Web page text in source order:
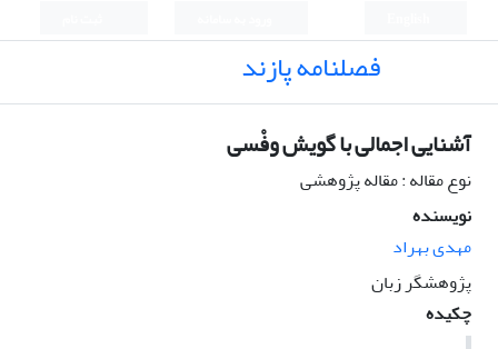
فصلنامه پازند
آشنایی اجمالی با گویش وفْسی
نوع مقاله : مقاله پژوهشی
نویسنده
مهدی بهراد
پژوهشگر زبان
چکیده